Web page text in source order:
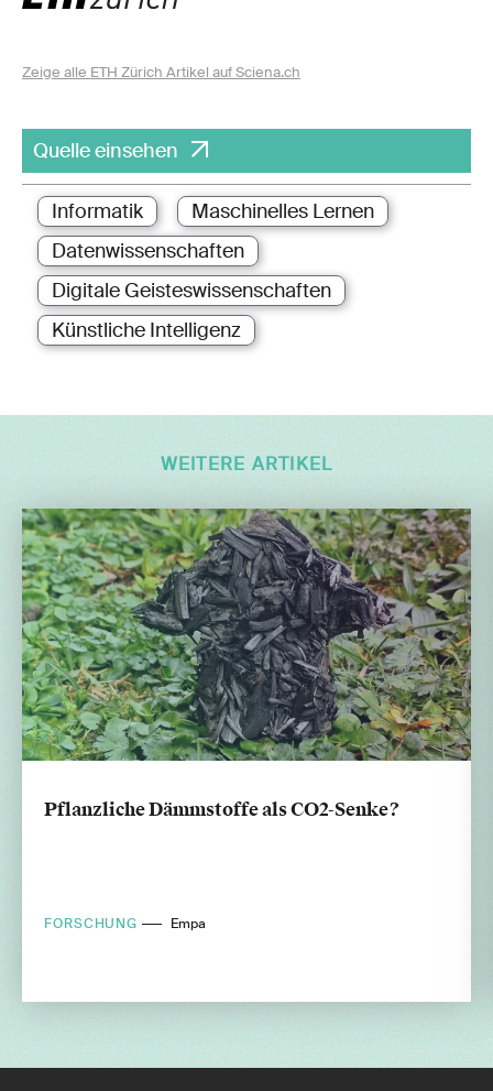
Zeige alle ETH Zürich Artikel auf Sciena.ch
Quelle einsehen
Informatik
Maschinelles Lernen
Datenwissenschaften
Digitale Geisteswissenschaften
Künstliche Intelligenz
WEITERE ARTIKEL
Pflanzliche Dämmstoffe als CO2-Senke?
FORSCHUNG Empa